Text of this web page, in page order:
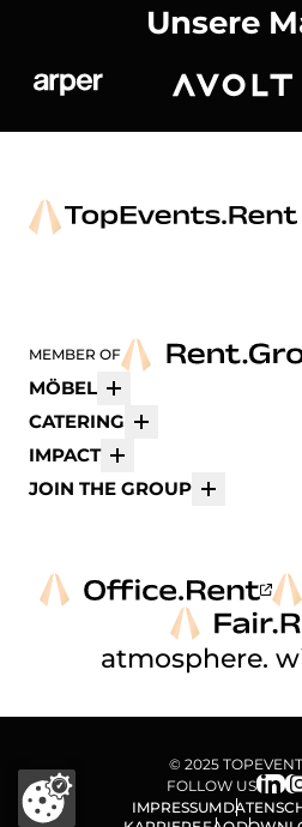
Unsere
MEMBER OF
MÖBEL
CATERING
IMPACT
JOIN THE GROUP
atmosphere.
© 2025
FOLLOW US
IMPRESSUM